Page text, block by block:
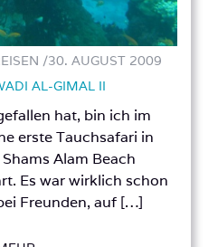
/30. AUGUST 2009
AL-GIMAL II
hat, bin ich im
erste Tauchsafari in
Alam Beach
Es war wirklich schon
Freunden, auf […]